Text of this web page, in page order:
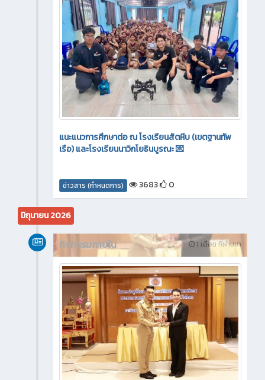
แนะแนวการศึกษาต่อ ณ โรงเรียนสัตหีบ (เขตฐานทัพ
เรือ) และโรงเรียนนาวิกโยธินบูรณะ 💌
ข่าวสาร (กำหนดการ) 3683 0
มิถุนายน 2026
1 เดือน ที่ผ่านมา
กิจกรรมภายใน